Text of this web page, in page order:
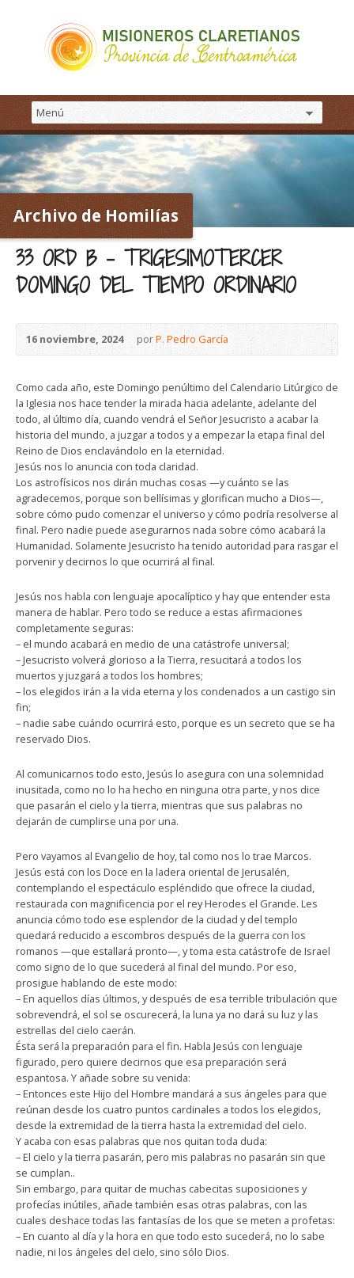
Archivo de Homilías
33 ORD B – TRIGESIMOTERCER
DOMINGO DEL TIEMPO ORDINARIO
16 noviembre, 2024 porP. Pedro García
Como cada año, este Domingo penúltimo del Calendario Litúrgico de
la Iglesia nos hace tender la mirada hacia adelante, adelante del
todo, al último día, cuando vendrá el Señor Jesucristo a acabar la
historia del mundo, a juzgar a todos y a empezar la etapa final del
Reino de Dios enclavándolo en la eternidad.
Jesús nos lo anuncia con toda claridad.
Los astrofísicos nos dirán muchas cosas —y cuánto se las
agradecemos, porque son bellísimas y glorifican mucho a Dios—,
sobre cómo pudo comenzar el universo y cómo podría resolverse al
final. Pero nadie puede asegurarnos nada sobre cómo acabará la
Humanidad. Solamente Jesucristo ha tenido autoridad para rasgar el
porvenir y decirnos lo que ocurrirá al final.
Jesús nos habla con lenguaje apocalíptico y hay que entender esta
manera de hablar. Pero todo se reduce a estas afirmaciones
completamente seguras:
– el mundo acabará en medio de una catástrofe universal;
– Jesucristo volverá glorioso a la Tierra, resucitará a todos los
muertos y juzgará a todos los hombres;
– los elegidos irán a la vida eterna y los condenados a un castigo sin
fin;
– nadie sabe cuándo ocurrirá esto, porque es un secreto que se ha
reservado Dios.
Al comunicarnos todo esto, Jesús lo asegura con una solemnidad
inusitada, como no lo ha hecho en ninguna otra parte, y nos dice
que pasarán el cielo y la tierra, mientras que sus palabras no
dejarán de cumplirse una por una.
Pero vayamos al Evangelio de hoy, tal como nos lo trae Marcos.
Jesús está con los Doce en la ladera oriental de Jerusalén,
contemplando el espectáculo espléndido que ofrece la ciudad,
restaurada con magnificencia por el rey Herodes el Grande. Les
anuncia cómo todo ese esplendor de la ciudad y del templo
quedará reducido a escombros después de la guerra con los
romanos —que estallará pronto—, y toma esta catástrofe de Israel
como signo de lo que sucederá al final del mundo. Por eso,
prosigue hablando de este modo:
– En aquellos días últimos, y después de esa terrible tribulación que
sobrevendrá, el sol se oscurecerá, la luna ya no dará su luz y las
estrellas del cielo caerán.
Ésta será la preparación para el fin. Habla Jesús con lenguaje
figurado, pero quiere decirnos que esa preparación será
espantosa. Y añade sobre su venida:
– Entonces este Hijo del Hombre mandará a sus ángeles para que
reúnan desde los cuatro puntos cardinales a todos los elegidos,
desde la extremidad de la tierra hasta la extremidad del cielo.
Y acaba con esas palabras que nos quitan toda duda:
– El cielo y la tierra pasarán, pero mis palabras no pasarán sin que
se cumplan..
Sin embargo, para quitar de muchas cabecitas suposiciones y
profecías inútiles, añade también esas otras palabras, con las
cuales deshace todas las fantasías de los que se meten a profetas:
– En cuanto al día y la hora en que todo esto sucederá, no lo sabe
nadie, ni los ángeles del cielo, sino sólo Dios.